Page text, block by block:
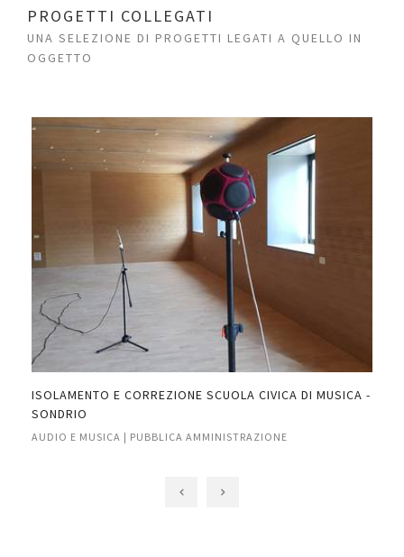
PROGETTI COLLEGATI
UNA SELEZIONE DI PROGETTI LEGATI A QUELLO IN
OGGETTO
ISOLAMENTO E CORREZIONE SCUOLA CIVICA DI MUSICA -
SONDRIO
AUDIO E MUSICA | PUBBLICA AMMINISTRAZIONE